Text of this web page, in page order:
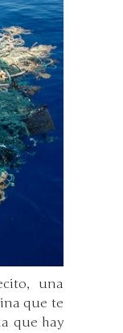
una
que te
que hay